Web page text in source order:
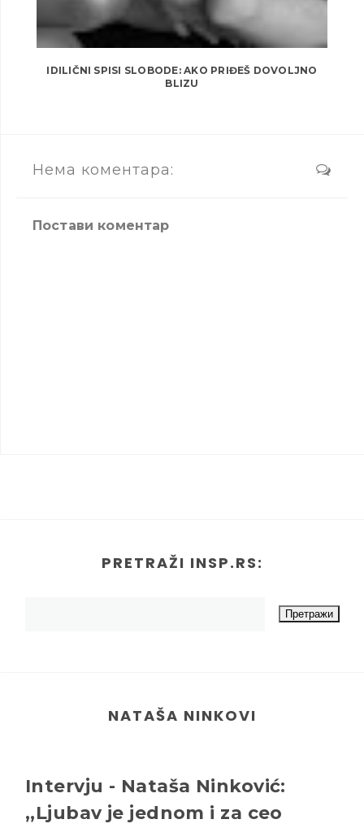
IDILIČNI SPISI SLOBODE: AKO PRIĐEŠ DOVOLJNO
BLIZU
Нема коментара:
Постави коментар
PRETRAŽI INSP.RS:
NATAŠA NINKOVI
Intervju - Nataša Ninković:
,,Ljubav je jednom i za ceo